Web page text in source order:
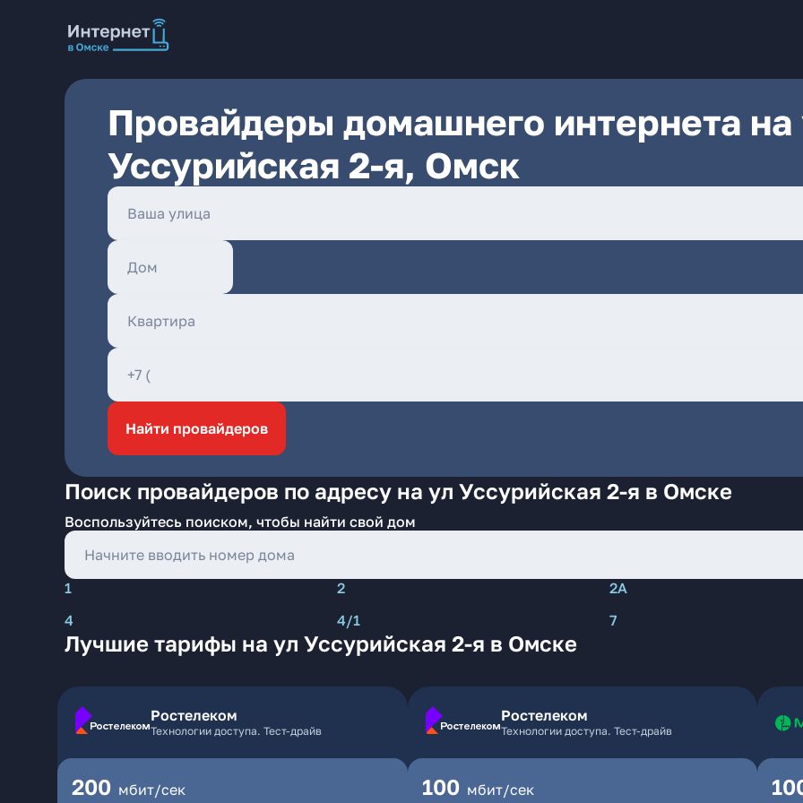
Провайдеры домашнего интернета на
Уссурийская 2-я, Омск
Найти провайдеров
Поиск провайдеров по адресу на ул Уссурийская 2-я в Омске
Воспользуйтесь поиском, чтобы найти свой дом
1 2 2А
4
4/1 7
Лучшие тарифы на ул Уссурийская 2-я в Омске
Ростелеком
Технологии доступа. Тест-драйв
200 мбит/сек
Ростелеком
Технологии доступа. Тест-драйв
100 мбит/сек